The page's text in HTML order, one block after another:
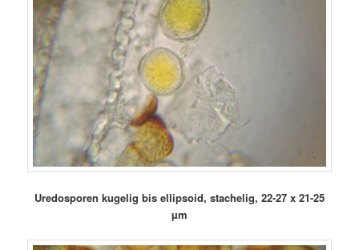
Uredosporen kugelig bis ellipsoid, stachelig, 22-27 x 21-25
µm